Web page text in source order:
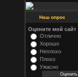
Наш опрос
Оцените мой сайт
Отлично
Хорошо
Неплохо
Плохо
Ужасно